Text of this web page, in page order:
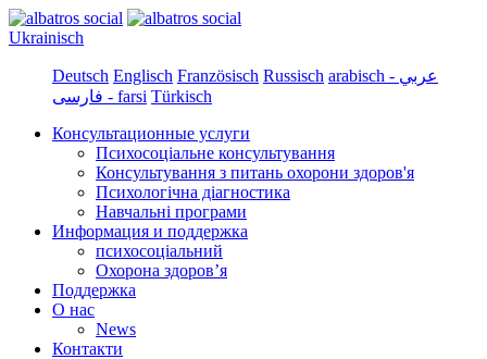
Ukrainisch
Deutsch Englisch Französisch Russisch
arabisch - عربي
فارسی - farsi Türkisch
Консультационные услуги
Психосоціальне консультування
Консультування з питань охорони здоров'я
Психологічна діагностика
Навчальні програми
Информация и поддержка
психосоціальний
Охорона здоров’я
Поддержка
О нас
News
Контакти